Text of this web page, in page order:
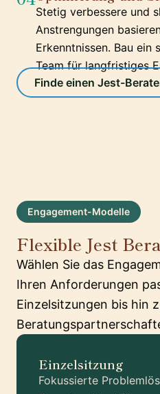
Stetig verbessere und
Anstrengungen
Erkenntnissen. Bau ein
Team für langfristiges
Finde einen Jest-
Engagement-Modelle
Flexible Jest
Wählen Sie das
Ihren Anforderungen
Einzelsitzungen bis hin
Einzelsitzung
Fokussierte